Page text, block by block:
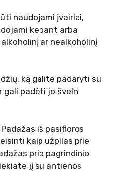
naudojami įvairiai,
kepant arba
ar nealkoholinį
ką galite padaryti su
gali padėti jo švelni
Padažas iš pasifloros
kaip užpilas prie
prie pagrindinio
jį su antienos